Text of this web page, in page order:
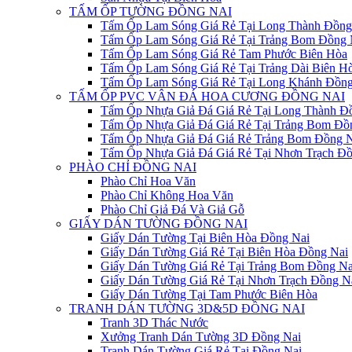
TẤM ỐP TƯỜNG ĐỒNG NAI
Tấm Ốp Lam Sóng Giá Rẻ Tại Long Thành
Tấm Ốp Lam Sóng Giá Rẻ Tại Trảng Bom Đồng
Tấm Ốp Lam Sóng Giá Rẻ Tam Phước Biên Hòa
Tấm Ốp Lam Sóng Giá Rẻ Tại Trảng Dài Biên
Tấm Ốp Lam Sóng Giá Rẻ Tại Long Khánh
TẤM ỐP PVC VÂN ĐÁ HOA CƯƠNG ĐỒNG NAI
Tấm Ốp Nhựa Giả Đá Giá Rẻ Tại Long Thành
Tấm Ốp Nhựa Giả Đá Giá Rẻ Tại Trảng Bom
Tấm Ốp Nhựa Giả Đá Giá Rẻ Trảng Bom Đồng
Tấm Ốp Nhựa Giả Đá Giá Rẻ Tại Nhơn Trạch
PHÀO CHỈ ĐỒNG NAI
Phào Chỉ Hoa Văn
Phào Chỉ Không Hoa Văn
Phào Chỉ Giả Đá Và Giả Gỗ
GIẤY DÁN TƯỜNG ĐỒNG NAI
Giấy Dán Tường Tại Biên Hòa Đồng Nai
Giấy Dán Tường Giá Rẻ Tại Biên Hòa Đồng Nai
Giấy Dán Tường Giá Rẻ Tại Trảng Bom Đồng
Giấy Dán Tường Giá Rẻ Tại Nhơn Trạch Đồng
Giấy Dán Tường Tại Tam Phước Biên Hòa
TRANH DÁN TƯỜNG 3D&5D ĐỒNG NAI
Tranh 3D Thác Nước
Xưởng Tranh Dán Tường 3D Đồng Nai